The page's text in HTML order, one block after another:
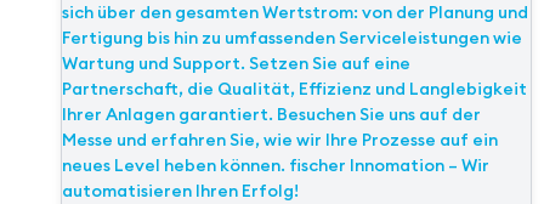
sich über den gesamten Wertstrom: von der Planung und
Fertigung bis hin zu umfassenden Serviceleistungen wie
Wartung und Support. Setzen Sie auf eine
Partnerschaft, die Qualität, Effizienz und Langlebigkeit
Ihrer Anlagen garantiert. Besuchen Sie uns auf der
Messe und erfahren Sie, wie wir Ihre Prozesse auf ein
neues Level heben können. fischer Innomation – Wir
automatisieren Ihren Erfolg!